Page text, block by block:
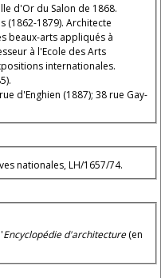
d'Or du Salon de 1868.
(1862-1879). Architecte
beaux-arts appliqués à
à l'Ecole des Arts
internationales.
d'Enghien (1887); 38 rue Gay-
nationales, LH/1657/74.
Encyclopédie d'architecture(en